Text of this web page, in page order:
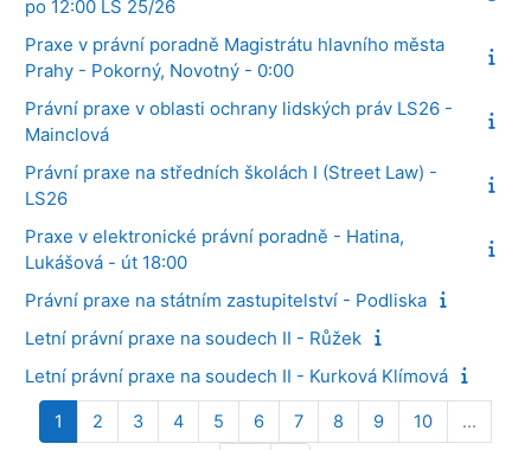
po 12:00 LS 25/26
Praxe v právní poradně Magistrátu hlavního města
Prahy - Pokorný, Novotný - 0:00
Právní praxe v oblasti ochrany lidských práv LS26 -
Mainclová
Právní praxe na středních školách I (Street Law) -
LS26
Praxe v elektronické právní poradně - Hatina,
Lukášová - út 18:00
Právní praxe na státním zastupitelství - Podliska
Letní právní praxe na soudech II - Růžek
Letní právní praxe na soudech II - Kurková Klímová
1 Stránka 1
2 Stránka 2
3Stránka 3
4Stránka 4
5 Stránka 5
6Stránka 6
7Stránka 7
8 Stránka 8
9Stránka 9
10Stránka 10
…